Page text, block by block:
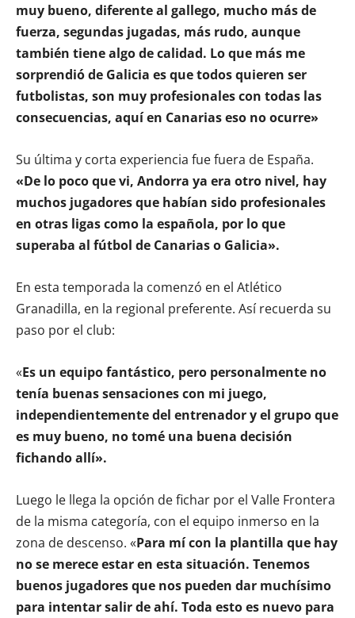
muy bueno, diferente al gallego, mucho más de
fuerza, segundas jugadas, más rudo, aunque
también tiene algo de calidad. Lo que más me
sorprendió de Galicia es que todos quieren ser
futbolistas, son muy profesionales con todas las
consecuencias, aquí en Canarias eso no ocurre»
Su última y corta experiencia fue fuera de España.
«De lo poco que vi, Andorra ya era otro nivel, hay
muchos jugadores que habían sido profesionales
en otras ligas como la española, por lo que
superaba al fútbol de Canarias o Galicia».
En esta temporada la comenzó en el Atlético
Granadilla, en la regional preferente. Así recuerda su
paso por el club:
«Es un equipo fantástico, pero personalmente no
tenía buenas sensaciones con mi juego,
independientemente del entrenador y el grupo que
es muy bueno, no tomé una buena decisión
fichando allí».
Luego le llega la opción de fichar por el Valle Frontera
de la misma categoría, con el equipo inmerso en la
zona de descenso. «Para mí con la plantilla que hay
no se merece estar en esta situación. Tenemos
buenos jugadores que nos pueden dar muchísimo
para intentar salir de ahí. Toda esto es nuevo para